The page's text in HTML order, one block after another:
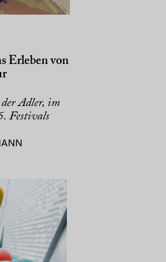
Erleben von
Adler, im
Festivals